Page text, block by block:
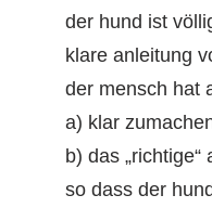
der hund ist
klare anleitung
der mensch hat
a) klar
b) das
so dass der